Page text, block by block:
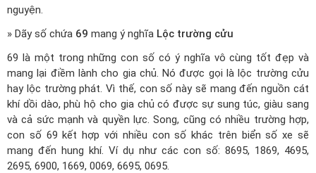
nguyện.
» Dãy số chứa 69 mang ý nghĩa Lộc trường cửu
69 là một trong những con số có ý nghĩa vô cùng tốt đẹp và
mang lại điềm lành cho gia chủ. Nó được gọi là lộc trường cửu
hay lộc trường phát. Vì thế, con số này sẽ mang đến nguồn cát
khí dồi dào, phù hộ cho gia chủ có được sự sung túc, giàu sang
và cả sức mạnh và quyền lực. Song, cũng có nhiều trường hợp,
con số 69 kết hợp với nhiều con số khác trên biển số xe sẽ
mang đến hung khí. Ví dụ như các con số: 8695, 1869, 4695,
2695, 6900, 1669, 0069, 6695, 0695.